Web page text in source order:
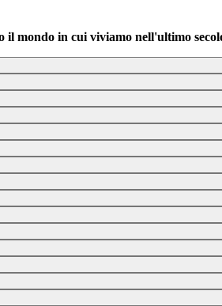
il mondo in cui viviamo nell'ultimo